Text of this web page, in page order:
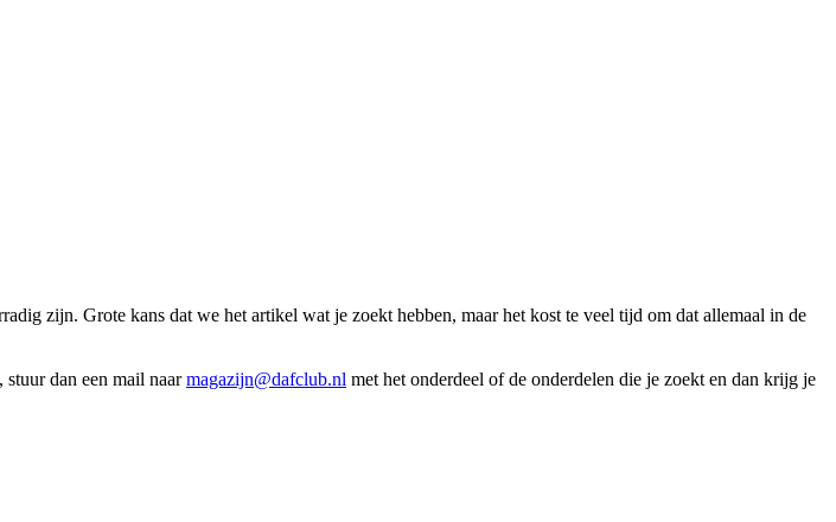
zijn. Grote kans dat we het artikel wat je zoekt hebben, maar het kost te veel tijd om dat allemaal in de
dan een mail naarmagazijn@dafclub.nl met het onderdeel of de onderdelen die je zoekt en dan krijg je